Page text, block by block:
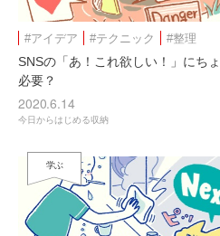
#アイデア #テクニック #整理
SNSの「あ！これ欲しい！」にち
必要？
2020.6.14
今日からはじめる収納
学ぶ